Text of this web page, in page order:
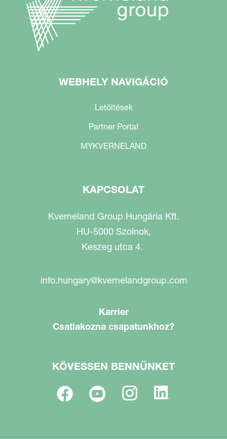
WEBHELY NAVIGÁCIÓ
Letöltések
Partner Portal
MYKVERNELAND
KAPCSOLAT
Kverneland Group Hungária Kft.
HU-5000 Szolnok,
Keszeg utca 4.
info.hungary@kvernelandgroup.com
Karrier
Csatlakozna csapatunkhoz?
KÖVESSEN BENNÜNKET